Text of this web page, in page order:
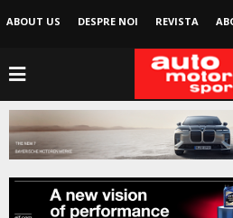
ABOUT US DESPRE NOI REVISTA